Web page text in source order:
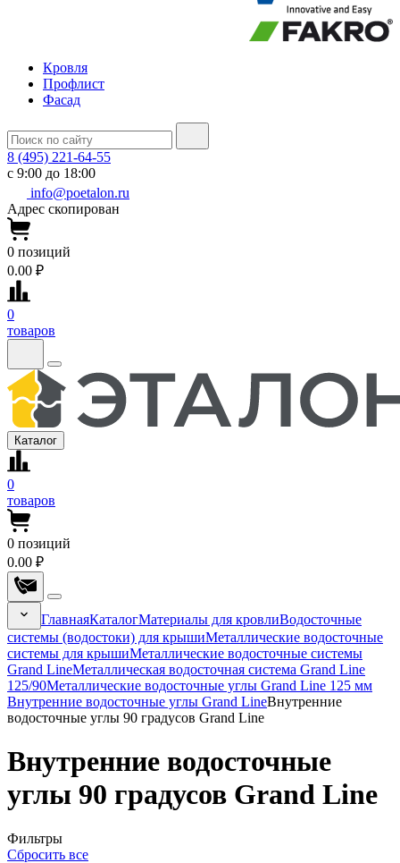
Кровля
Профлист
Фасад
8 (495) 221-64-55
с 9:00 до 18:00
info@poetalon.ru
Адрес скопирован
0 позиций
0.00 ₽
0
товаров
Каталог
0
товаров
0 позиций
0.00 ₽
ГлавнаяКаталогМатериалы для кровлиВодосточные
системы (водостоки) для крышиМеталлические водосточные
системы для крышиМеталлические водосточные системы
Grand LineМеталлическая водосточная система Grand Line
125/90Металлические водосточные углы Grand Line 125 мм
Внутренние водосточные углы Grand LineВнутренние
водосточные углы 90 градусов Grand Line
Внутренние водосточные
углы 90 градусов Grand Line
Фильтры
Сбросить все